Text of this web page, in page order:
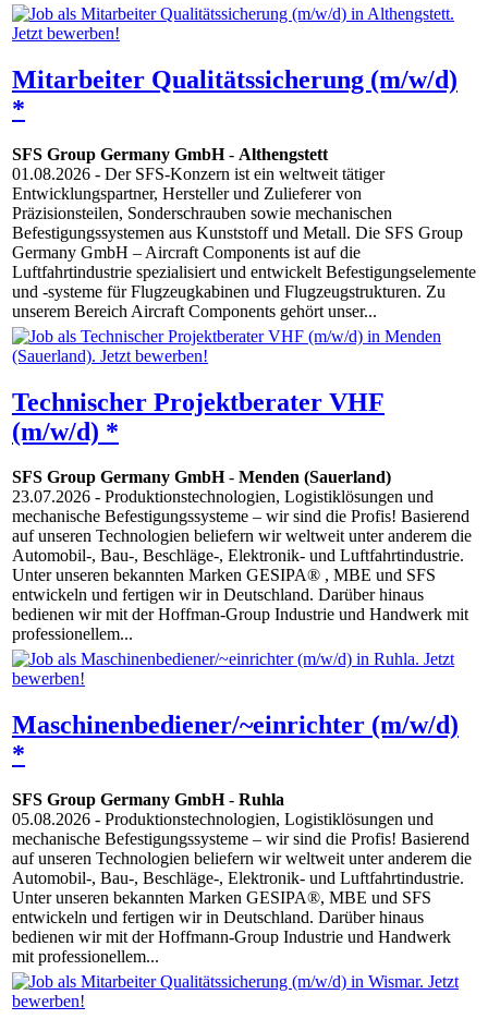
Mitarbeiter Qualitätssicherung (m/w/d)
*
SFS Group Germany GmbH- Althengstett
01.08.2026 - Der SFS-Konzern ist ein weltweit tätiger
Entwicklungspartner, Hersteller und Zulieferer von
Präzisionsteilen, Sonderschrauben sowie mechanischen
Befestigungssystemen aus Kunststoff und Metall. Die SFS Group
Germany GmbH – Aircraft Components ist auf die
Luftfahrtindustrie spezialisiert und entwickelt Befestigungselemente
und -systeme für Flugzeugkabinen und Flugzeugstrukturen. Zu
unserem Bereich Aircraft Components gehört unser...
Technischer Projektberater VHF
(m/w/d) *
SFS Group Germany GmbH- Menden (Sauerland)
23.07.2026 - Produktionstechnologien, Logistiklösungen und
mechanische Befestigungssysteme – wir sind die Profis! Basierend
auf unseren Technologien beliefern wir weltweit unter anderem die
Automobil-, Bau-, Beschläge-, Elektronik- und Luftfahrtindustrie.
Unter unseren bekannten Marken GESIPA® , MBE und SFS
entwickeln und fertigen wir in Deutschland. Darüber hinaus
bedienen wir mit der Hoffman-Group Industrie und Handwerk mit
professionellem...
Maschinenbediener/~einrichter (m/w/d)
*
SFS Group Germany GmbH- Ruhla
05.08.2026 - Produktionstechnologien, Logistiklösungen und
mechanische Befestigungssysteme – wir sind die Profis! Basierend
auf unseren Technologien beliefern wir weltweit unter anderem die
Automobil-, Bau-, Beschläge-, Elektronik- und Luftfahrtindustrie.
Unter unseren bekannten Marken GESIPA®, MBE und SFS
entwickeln und fertigen wir in Deutschland. Darüber hinaus
bedienen wir mit der Hoffmann-Group Industrie und Handwerk
mit professionellem...